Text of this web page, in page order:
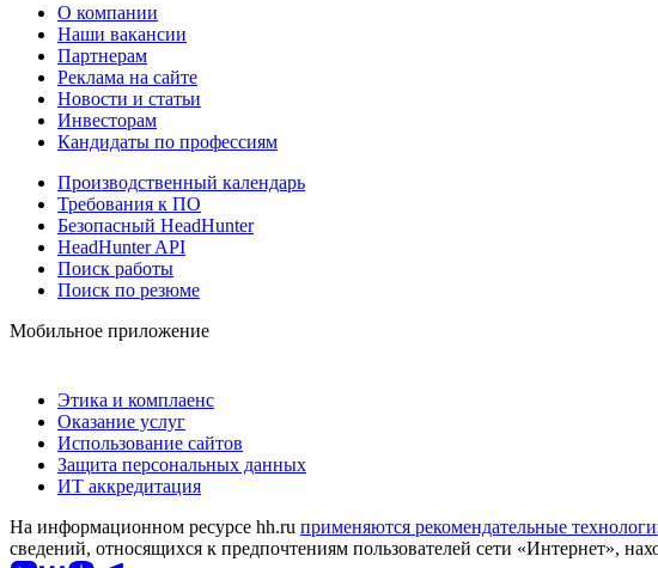
О компании
Наши вакансии
Партнерам
Реклама на сайте
Новости и статьи
Инвесторам
Кандидаты по профессиям
Производственный календарь
Требования к ПО
Безопасный HeadHunter
HeadHunter API
Поиск работы
Поиск по резюме
Мобильное приложение
Этика и комплаенс
Оказание услуг
Использование сайтов
Защита персональных данных
ИТ аккредитация
На информационном ресурсе hh.ru применяются рекомендательные
сведений, относящихся к предпочтениям пользователей сети «Интернет»,